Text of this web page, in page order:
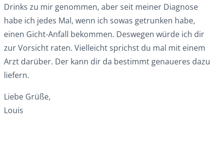
Drinks zu mir genommen, aber seit meiner Diagnose
habe ich jedes Mal, wenn ich sowas getrunken habe,
einen Gicht-Anfall bekommen. Deswegen würde ich dir
zur Vorsicht raten. Vielleicht sprichst du mal mit einem
Arzt darüber. Der kann dir da bestimmt genaueres dazu
liefern.
Liebe Grüße,
Louis